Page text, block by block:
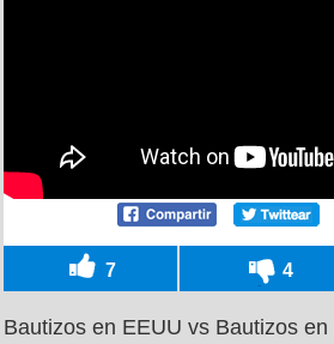
7 4
Bautizos en EEUU vs Bautizos en